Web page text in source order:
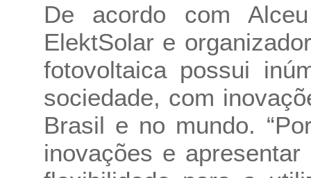
De acordo com
ElektSolar e
fotovoltaica possui
sociedade, com
Brasil e no mundo.
inovações e